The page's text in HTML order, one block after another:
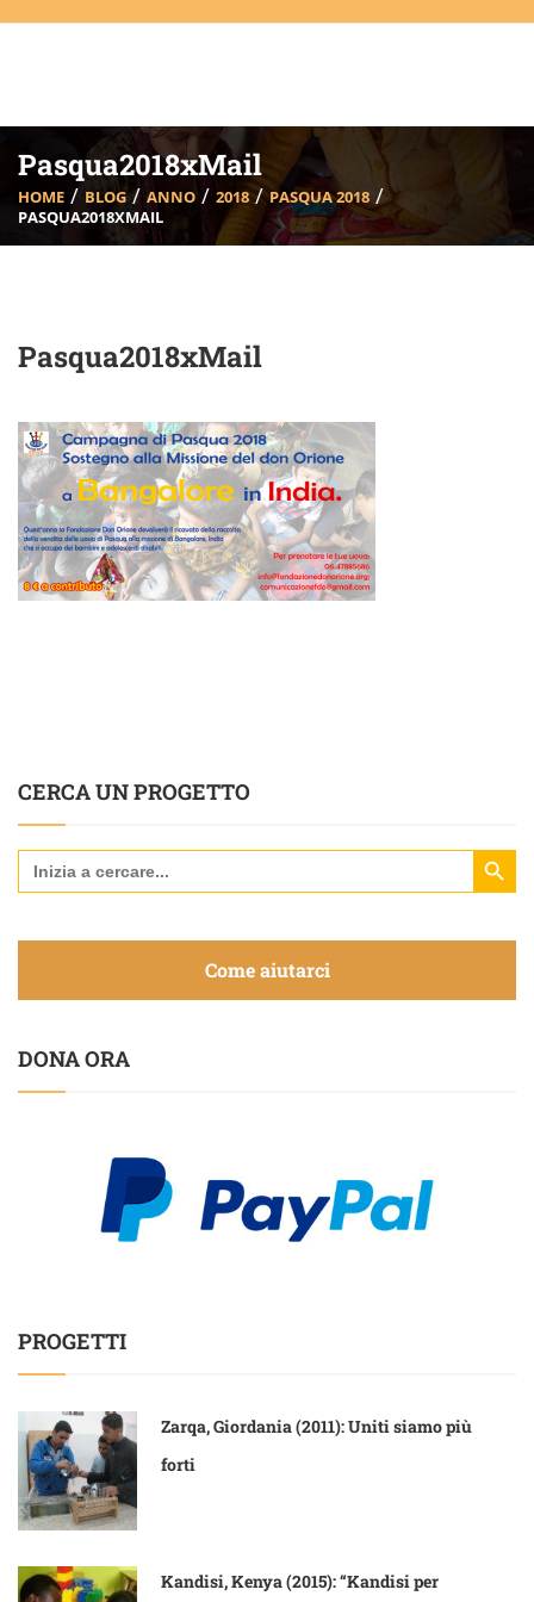
Pasqua2018xMail
HOME BLOG ANNO 2018
PASQUA 2018
PASQUA2018XMAIL
Pasqua2018xMail
CERCA UN PROGETTO
Search
for:
Search
Come aiutarci
DONA ORA
PROGETTI
Zarqa, Giordania (2011): Uniti siamo più
forti
Kandisi, Kenya (2015): “Kandisi per